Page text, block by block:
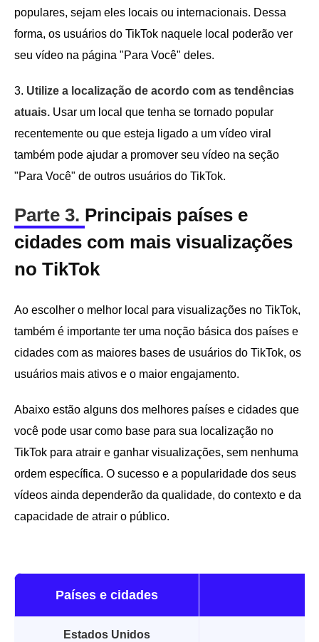
populares, sejam eles locais ou internacionais. Dessa
forma, os usuários do TikTok naquele local poderão ver
seu vídeo na página "Para Você" deles.
3. Utilize a localização de acordo com as tendências
atuais. Usar um local que tenha se tornado popular
recentemente ou que esteja ligado a um vídeo viral
também pode ajudar a promover seu vídeo na seção
"Para Você" de outros usuários do TikTok.
Parte 3. Principais países e
cidades com mais visualizações
no TikTok
Ao escolher o melhor local para visualizações no TikTok,
também é importante ter uma noção básica dos países e
cidades com as maiores bases de usuários do TikTok, os
usuários mais ativos e o maior engajamento.
Abaixo estão alguns dos melhores países e cidades que
você pode usar como base para sua localização no
TikTok para atrair e ganhar visualizações, sem nenhuma
ordem específica. O sucesso e a popularidade dos seus
vídeos ainda dependerão da qualidade, do contexto e da
capacidade de atrair o público.
Países e cidades
Estados Unidos